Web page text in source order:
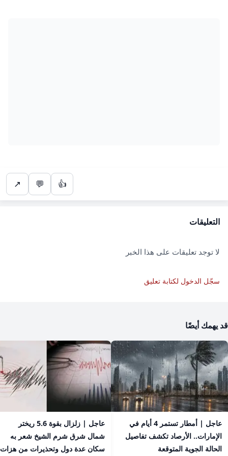
👍
💬
↗
التعليقات
لا توجد تعليقات على هذا الخبر
سجّل الدخول لكتابة تعليق
قد يهمك أيضًا
عاجل | أمطار تستمر 4 أيام في
الإمارات.. الأرصاد تكشف تفاصيل
الحالة الجوية المتوقعة
عاجل | زلزال بقوة 5.6 ريختر
شمال شرق شرم الشيخ شعر به
سكان عدة دول وتحذيرات من هزات